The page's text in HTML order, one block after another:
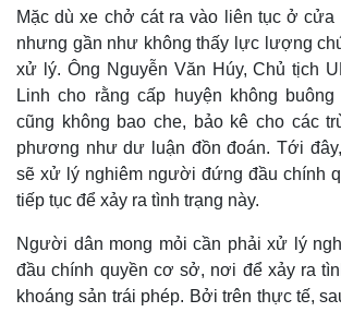
Kinh tế
Bất động sản
Khởi nghiệp
Thị trường
Giá vàng
Tiêu dùng
Tỷ giá
Chứng
Giá cà phê
Mặc dù xe chở cát ra vào liên tục ở cửa
nhưng gần như không thấy lực lượng
xử lý. Ông Nguyễn Văn Húy, Chủ tịch
Linh cho rằng cấp huyện không
cũng không bao che, bảo kê cho các
phương như dư luận đồn đoán. Tới
sẽ xử lý nghiêm người đứng đầu chính
tiếp tục để xảy ra tình trạng này.
Người dân mong mỏi cần phải xử lý
đầu chính quyền cơ sở, nơi để xảy ra
khoáng sản trái phép. Bởi trên thực tế,